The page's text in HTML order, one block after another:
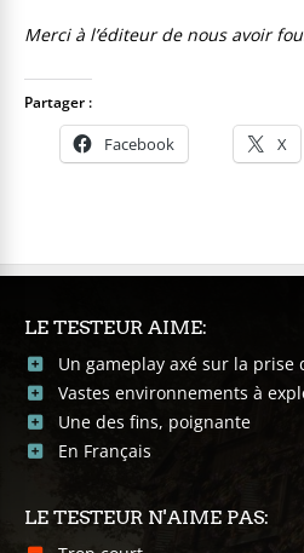
Merci à l’éditeur de nous avoir
Partager :
Facebook X
LE TESTEUR AIME:
Un gameplay axé sur la prise
Vastes environnements à
Une des fins, poignante
En Français
LE TESTEUR N'AIME PAS: